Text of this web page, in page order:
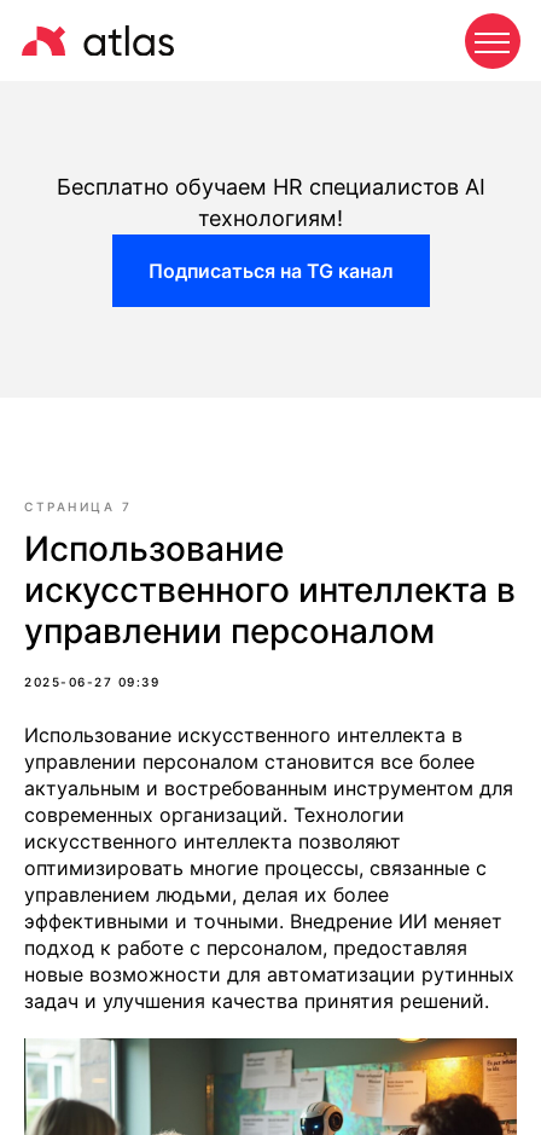
Бесплатно обучаем HR специалистов AI
технологиям!
Подписаться на TG канал
СТРАНИЦА 7
Использование
искусственного интеллекта в
управлении персоналом
2025-06-27 09:39
Использование искусственного интеллекта в
управлении персоналом становится все более
актуальным и востребованным инструментом для
современных организаций. Технологии
искусственного интеллекта позволяют
оптимизировать многие процессы, связанные с
управлением людьми, делая их более
эффективными и точными. Внедрение ИИ меняет
подход к работе с персоналом, предоставляя
новые возможности для автоматизации рутинных
задач и улучшения качества принятия решений.